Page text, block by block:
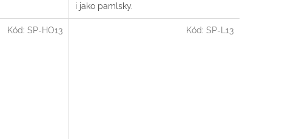
i jako pamlsky.
Kód: SP-HO13 Kód: SP-L13